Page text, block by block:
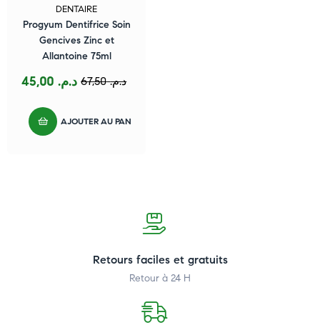
DENTAIRE
Progyum Dentifrice Soin
Gencives Zinc et
Allantoine 75ml
د.م.67,50 د.م.
AJOUTER AU PANIER
Retours faciles et gratuits
Retour à 24 H